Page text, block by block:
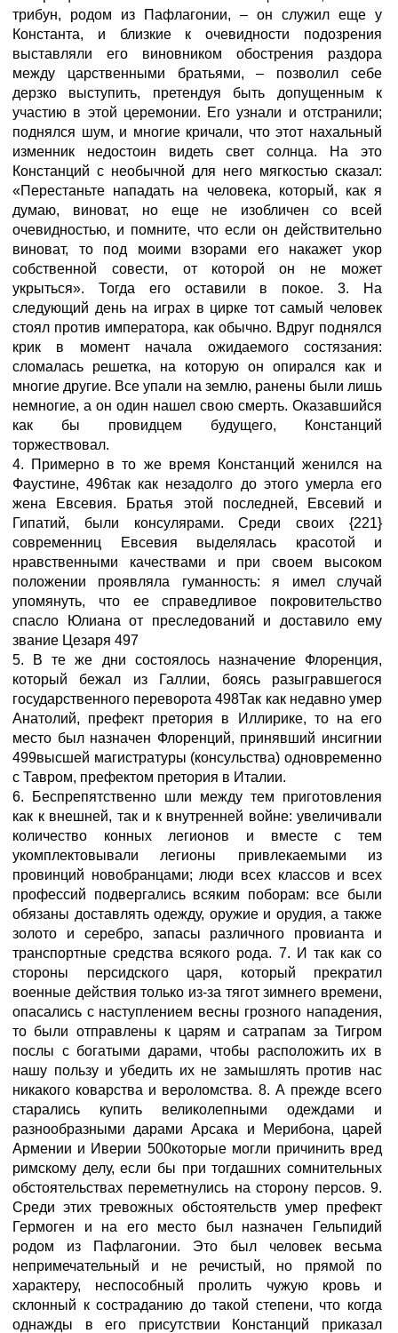
трибун, родом из Пафлагонии, – он служил еще у
Константа, и близкие к очевидности подозрения
выставляли его виновником обострения раздора
между царственными братьями, – позволил себе
дерзко выступить, претендуя быть допущенным к
участию в этой церемонии. Его узнали и отстранили;
поднялся шум, и многие кричали, что этот нахальный
изменник недостоин видеть свет солнца. На это
Констанций с необычной для него мягкостью сказал:
«Перестаньте нападать на человека, который, как я
думаю, виноват, но еще не изобличен со всей
очевидностью, и помните, что если он действительно
виноват, то под моими взорами его накажет укор
собственной совести, от которой он не может
укрыться». Тогда его оставили в покое. 3. На
следующий день на играх в цирке тот самый человек
стоял против императора, как обычно. Вдруг поднялся
крик в момент начала ожидаемого состязания:
сломалась решетка, на которую он опирался как и
многие другие. Все упали на землю, ранены были лишь
немногие, а он один нашел свою смерть. Оказавшийся
как бы провидцем будущего, Констанций
торжествовал.
4. Примерно в то же время Констанций женился на
Фаустине, 496так как незадолго до этого умерла его
жена Евсевия. Братья этой последней, Евсевий и
Гипатий, были консулярами. Среди своих {221}
современниц Евсевия выделялась красотой и
нравственными качествами и при своем высоком
положении проявляла гуманность: я имел случай
упомянуть, что ее справедливое покровительство
спасло Юлиана от преследований и доставило ему
звание Цезаря 497
5. В те же дни состоялось назначение Флоренция,
который бежал из Галлии, боясь разыгравшегося
государственного переворота 498Так как недавно умер
Анатолий, префект претория в Иллирике, то на его
место был назначен Флоренций, принявший инсигнии
499высшей магистратуры (консульства) одновременно
с Тавром, префектом претория в Италии.
6. Беспрепятственно шли между тем приготовления
как к внешней, так и к внутренней войне: увеличивали
количество конных легионов и вместе с тем
укомплектовывали легионы привлекаемыми из
провинций новобранцами; люди всех классов и всех
профессий подвергались всяким поборам: все были
обязаны доставлять одежду, оружие и орудия, а также
золото и серебро, запасы различного провианта и
транспортные средства всякого рода. 7. И так как со
стороны персидского царя, который прекратил
военные действия только из-за тягот зимнего времени,
опасались с наступлением весны грозного нападения,
то были отправлены к царям и сатрапам за Тигром
послы с богатыми дарами, чтобы расположить их в
нашу пользу и убедить их не замышлять против нас
никакого коварства и вероломства. 8. А прежде всего
старались купить великолепными одеждами и
разнообразными дарами Арсака и Мерибона, царей
Армении и Иверии 500которые могли причинить вред
римскому делу, если бы при тогдашних сомнительных
обстоятельствах переметнулись на сторону персов. 9.
Среди этих тревожных обстоятельств умер префект
Гермоген и на его место был назначен Гельпидий
родом из Пафлагонии. Это был человек весьма
непримечательный и не речистый, но прямой по
характеру, неспособный пролить чужую кровь и
склонный к состраданию до такой степени, что когда
однажды в его присутствии Констанций приказал